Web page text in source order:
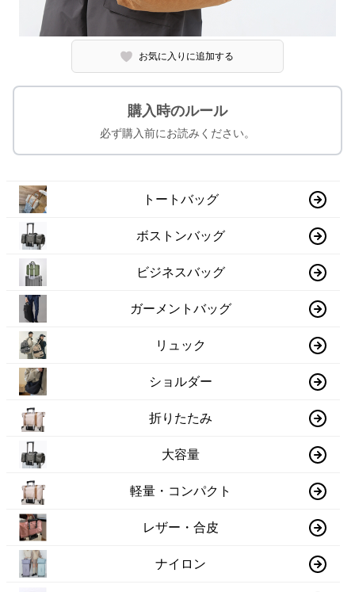
お気に入りに追加する
購入時のルール
必ず購入前にお読みください。
トートバッグ
ボストンバッグ
ビジネスバッグ
ガーメントバッグ
リュック
ショルダー
折りたたみ
大容量
軽量・コンパクト
レザー・合皮
ナイロン